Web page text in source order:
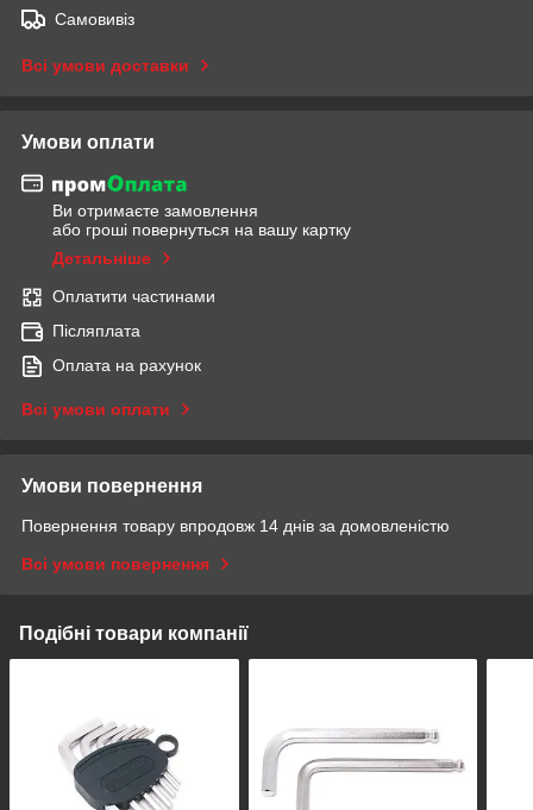
Самовивіз
Всі умови доставки
Умови оплати
Ви отримаєте замовлення
або гроші повернуться на вашу картку
Детальніше
Оплатити частинами
Післяплата
Оплата на рахунок
Всі умови оплати
Умови повернення
Повернення товару впродовж 14 днів за домовленістю
Всі умови повернення
Подібні товари компанії